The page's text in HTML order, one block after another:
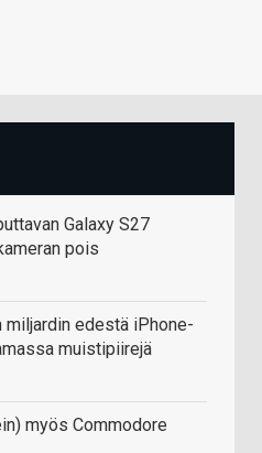
Galaxy S27
pois
miljardin edestä iPhone-
muistipiirejä
myös Commodore